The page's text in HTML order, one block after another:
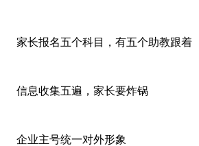
家长报名五个科目，有五个助教跟着
信息收集五遍，家长要炸锅
企业主号统一对外形象